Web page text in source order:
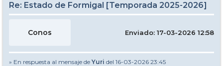
Re: Estado de Formigal [Temporada 2025-2026]
Conos Enviado: 17-03-2026 12:58
» En respuesta al mensaje de Yuri del 16-03-2026 23:45